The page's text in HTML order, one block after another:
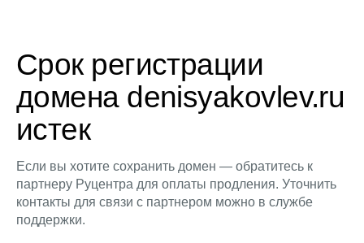
Срок регистрации
домена denisyakovlev.ru
истек
Если вы хотите сохранить домен — обратитесь к
партнеру Руцентра для оплаты продления. Уточнить
контакты для связи с партнером можно в службе
поддержки.